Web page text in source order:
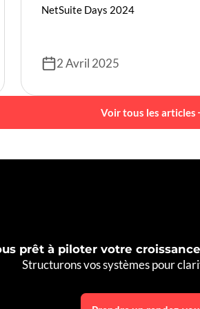
NetSuite Days 2024
2 Avril 2025
Voir tous les articles
prêt à piloter votre
Structurons vos systèmes pour